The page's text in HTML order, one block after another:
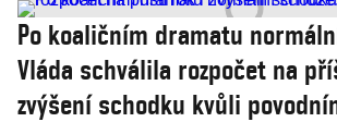
Po koaličním dramatu
Vláda schválila rozpočet na
zvýšení schodku kvůli